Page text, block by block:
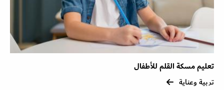
تعليم مسكة القلم للأطفال
تربية وعناية